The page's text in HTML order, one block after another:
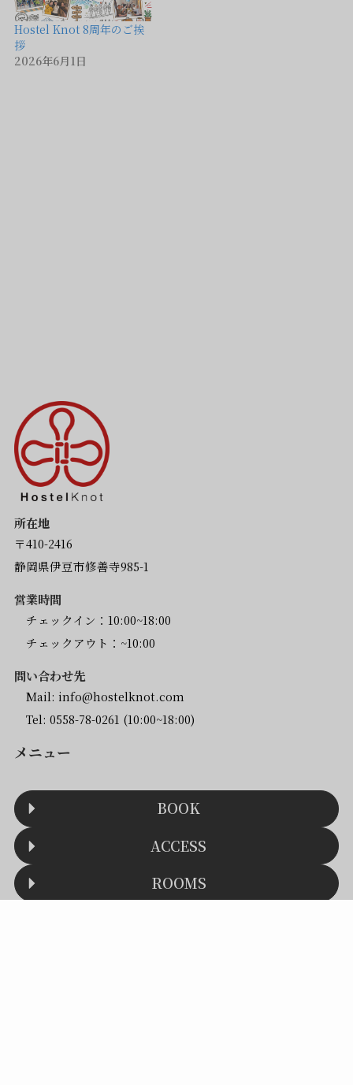
Hostel Knot 8周年のご挨
拶
2026年6月1日
所在地
〒410-2416
静岡県伊豆市修善寺985-1
営業時間
チェックイン：10:00~18:00
チェックアウト：~10:00
問い合わせ先
Mail: info@hostelknot.com
Tel: 0558-78-0261 (10:00~18:00)
メニュー
BOOK
ACCESS
ROOMS